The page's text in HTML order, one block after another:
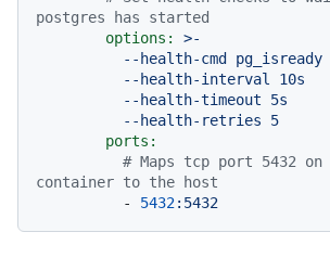
postgres has started
options:
>-
ports:
# Maps tcp port 5432
container to the host
-
5432:5432